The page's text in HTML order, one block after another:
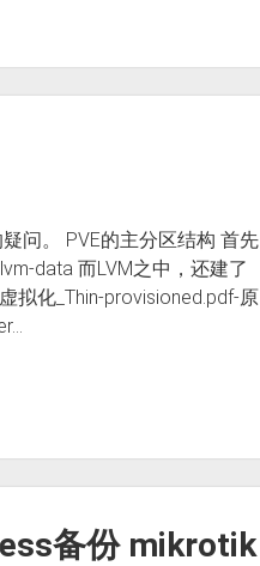
问。 PVE的主分区结构 首先
data 而LVM之中，还建了
拟化_Thin-provisioned.pdf-原
备份 mikrotik